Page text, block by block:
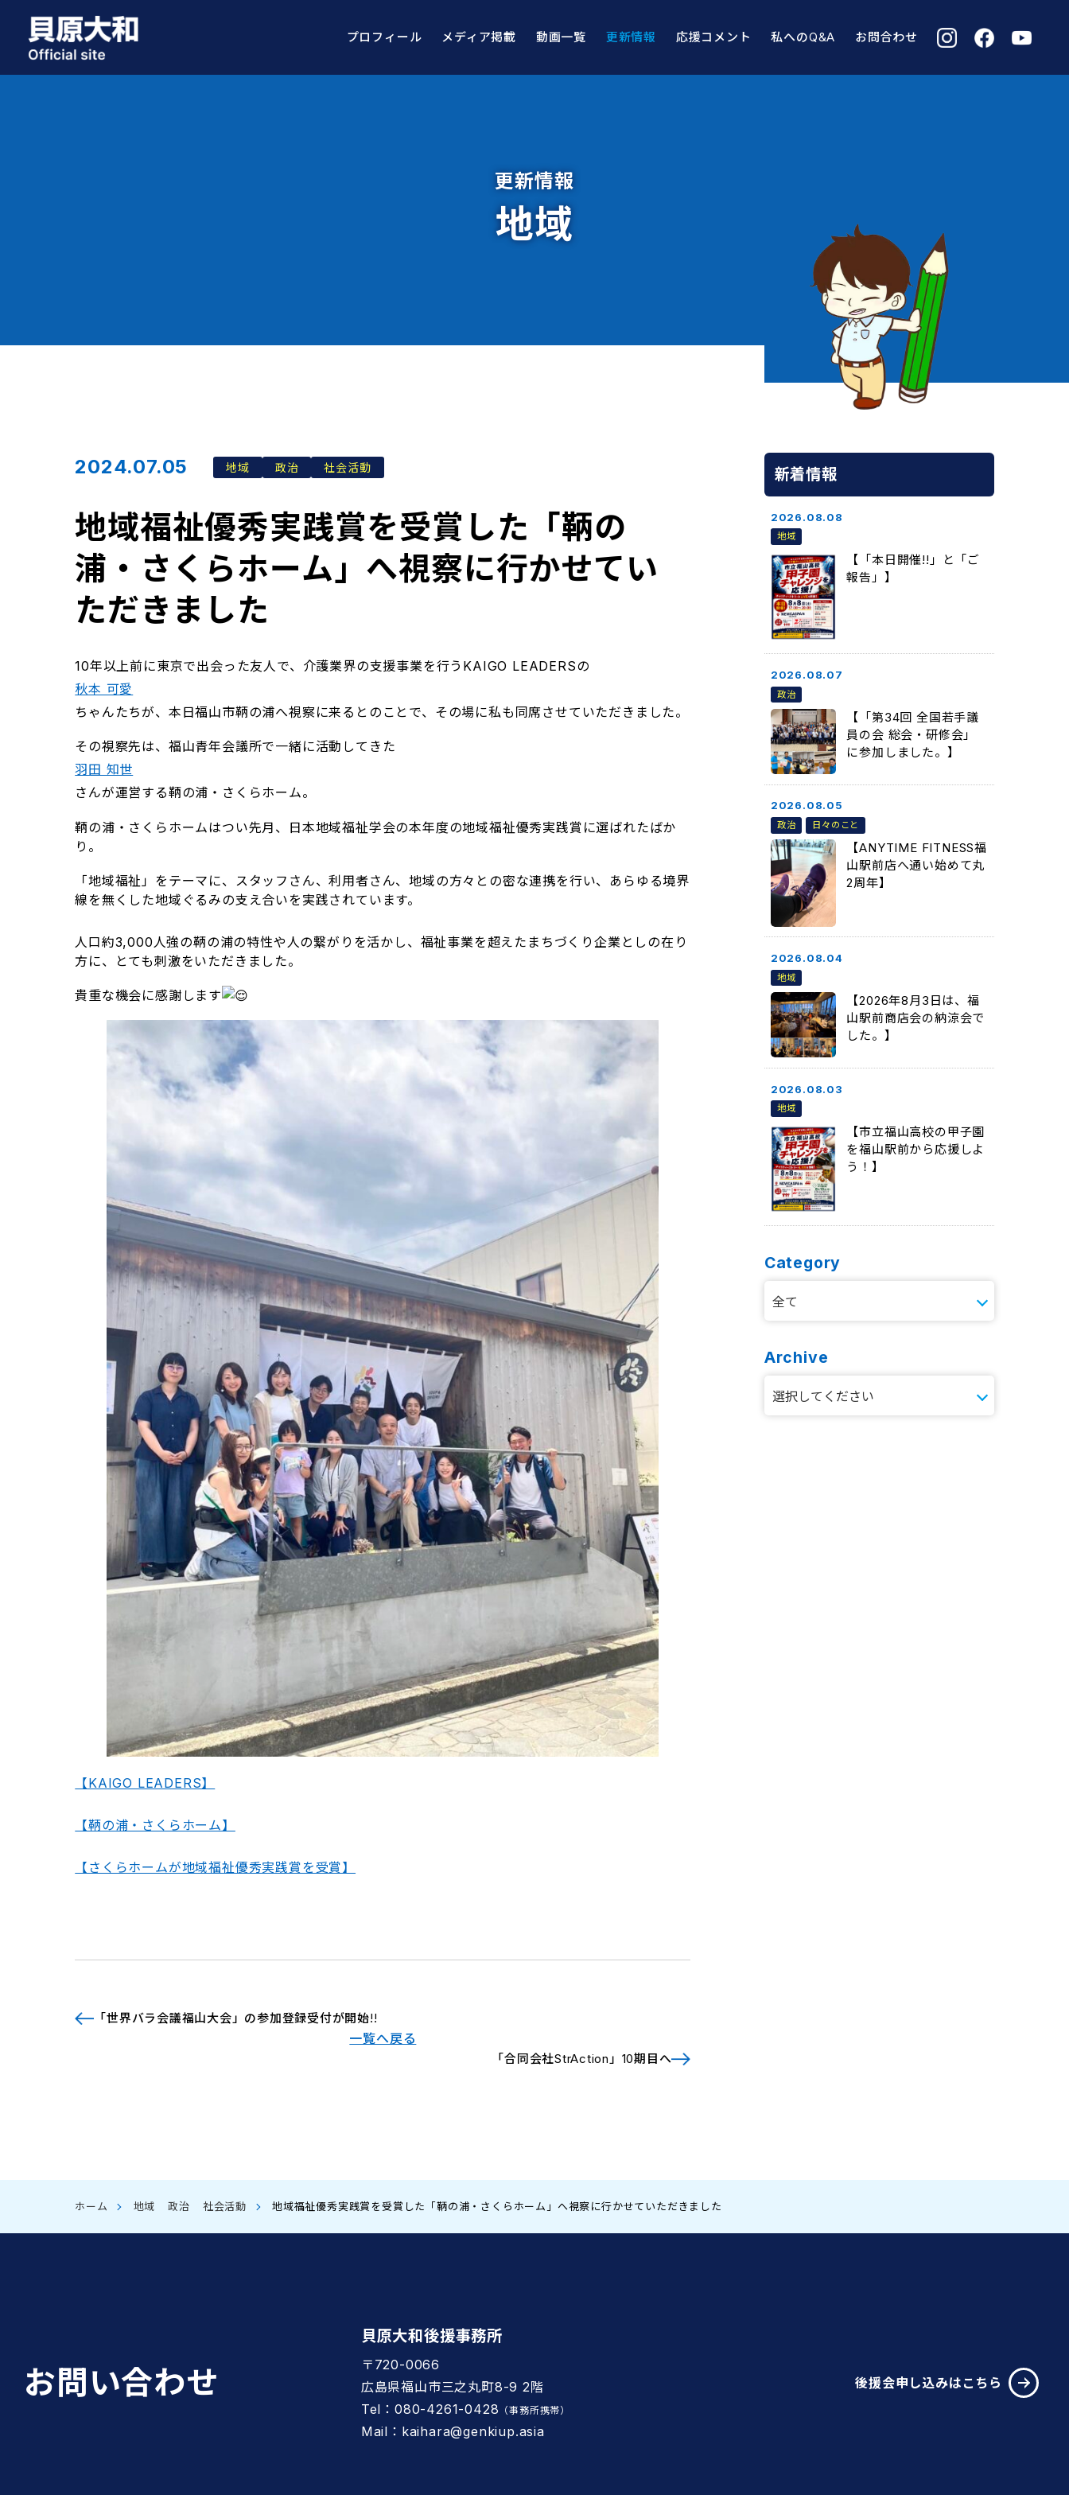
プロフィール メディア掲載 動画一覧 更新情報 応援コメント 私へのQ&A お問合わせ
更新情報
地域
2024.07.05 地域 政治 社会活動
地域福祉優秀実践賞を受賞した「鞆の
浦・さくらホーム」へ視察に行かせてい
ただきました
10年以上前に東京で出会った友人で、介護業界の支援事業を行うKAIGO LEADERSの
秋本 可愛
ちゃんたちが、本日福山市鞆の浦へ視察に来るとのことで、その場に私も同席させていただきました。
その視察先は、福山青年会議所で一緒に活動してきた
羽田 知世
さんが運営する鞆の浦・さくらホーム。
鞆の浦・さくらホームはつい先月、日本地域福祉学会の本年度の地域福祉優秀実践賞に選ばれたばか
り。
「地域福祉」をテーマに、スタッフさん、利用者さん、地域の方々との密な連携を行い、あらゆる境界
線を無くした地域ぐるみの支え合いを実践されています。
人口約3,000人強の鞆の浦の特性や人の繋がりを活かし、福祉事業を超えたまちづくり企業としの在り
方に、とても刺激をいただきました。
貴重な機会に感謝します
【KAIGO LEADERS】
【鞆の浦・さくらホーム】
【さくらホームが地域福祉優秀実践賞を受賞】
「世界バラ会議福山大会」の参加登録受付が開始!!
一覧へ戻る
「合同会社StrAction」10期目へ
新着情報
2026.08.08
地域
【「本日開催!!」と「ご
報告」】
2026.08.07
政治
【「第34回 全国若手議
員の会 総会・研修会」
に参加しました。】
2026.08.05
政治 日々のこと
【ANYTIME FITNESS福
山駅前店へ通い始めて丸
2周年】
2026.08.04
地域
【2026年8月3日は、福
山駅前商店会の納涼会で
した。】
2026.08.03
地域
【市立福山高校の甲子園
を福山駅前から応援しよ
う！】
Category
Archive
ホーム 地域 政治 社会活動 地域福祉優秀実践賞を受賞した「鞆の浦・さくらホーム」へ視察に行かせていただきました
お問い合わせ
貝原大和後援事務所
〒720-0066
広島県福山市三之丸町8-9 2階
Tel：080-4261-0428 （事務所携帯）
Mail：kaihara@genkiup.asia
後援会申し込みはこちら